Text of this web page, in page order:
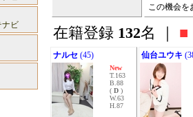
ナビ
この機会を
在籍登録 132名 ｜ ■
ナルセ (45)
New
T.163
B.88
( D )
W.63
H.87
仙台ユウキ